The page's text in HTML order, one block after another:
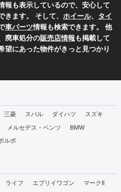
報も表示しているので、安心して
きます。 そして、 ホイール、 タイ
車パーツ情報も検索できます。 他
廃車処分の販売店情報も掲載して
望にあった物件がきっと見つかり
三菱 スバル ダイハツ
スズキ
メルセデス・ベンツ
BMW
ルボ
ライフ エブリイワゴン
マークII